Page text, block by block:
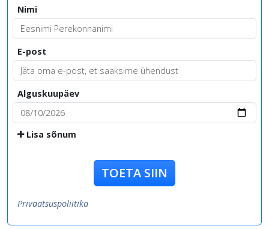
Nimi
E-post
Alguskuupäev
Lisa sõnum
TOETA SIIN
Privaatsuspoliitika